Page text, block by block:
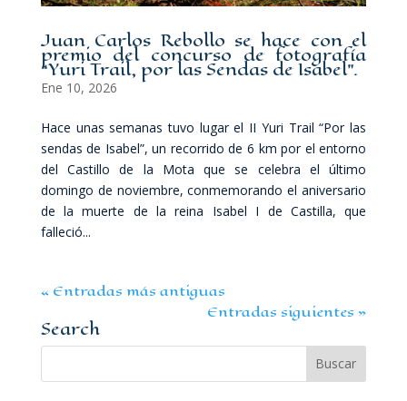
Juan Carlos Rebollo se hace con el
premio del concurso de fotografía
“Yuri Trail, por las Sendas de Isabel”.
Ene 10, 2026
Hace unas semanas tuvo lugar el II Yuri Trail “Por las
sendas de Isabel”, un recorrido de 6 km por el entorno
del Castillo de la Mota que se celebra el último
domingo de noviembre, conmemorando el aniversario
de la muerte de la reina Isabel I de Castilla, que
falleció...
« Entradas más antiguas
Entradas siguientes »
Search